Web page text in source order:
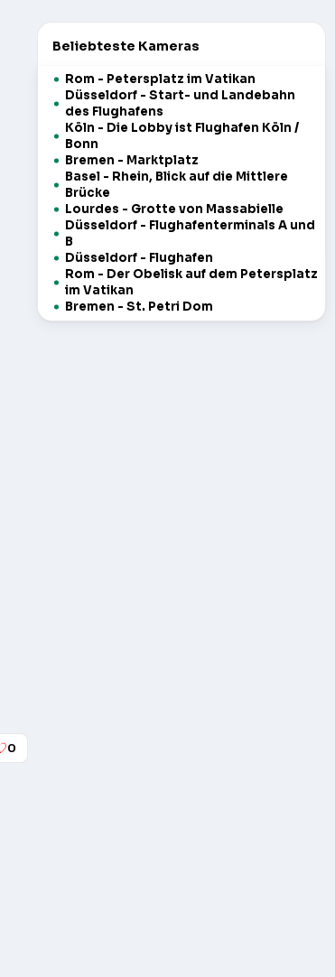
0
Beliebteste Kameras
Rom - Petersplatz im Vatikan
Düsseldorf - Start- und Landebahn
des Flughafens
Köln - Die Lobby ist Flughafen Köln /
Bonn
Bremen - Marktplatz
Basel - Rhein, Blick auf die Mittlere
Brücke
Lourdes - Grotte von Massabielle
Düsseldorf - Flughafenterminals A und
B
Düsseldorf - Flughafen
Rom - Der Obelisk auf dem Petersplatz
im Vatikan
Bremen - St. Petri Dom